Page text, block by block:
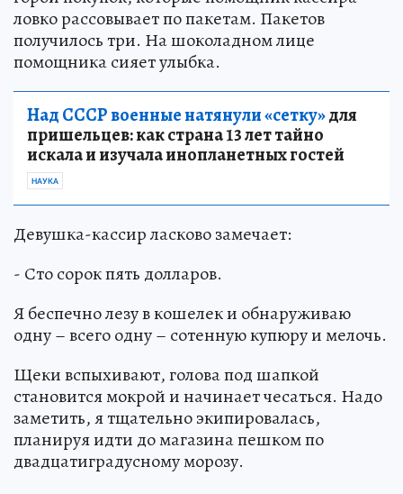
ловко рассовывает по пакетам. Пакетов
получилось три. На шоколадном лице
помощника сияет улыбка.
Над СССР военные натянули «сетку»для
пришельцев: как страна 13 лет тайно
искала и изучала инопланетных гостей
НАУКА
Девушка-кассир ласково замечает:
- Сто сорок пять долларов.
Я беспечно лезу в кошелек и обнаруживаю
одну – всего одну – сотенную купюру и мелочь.
Щеки вспыхивают, голова под шапкой
становится мокрой и начинает чесаться. Надо
заметить, я тщательно экипировалась,
планируя идти до магазина пешком по
двадцатиградусному морозу.